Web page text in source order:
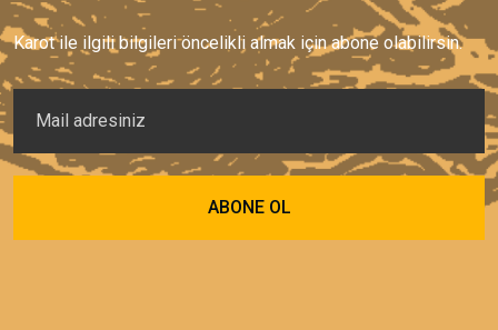
Karot ile ilgili bilgileri öncelikli almak için abone olabilirsin.